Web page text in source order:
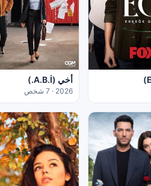
أخي (A.B.İ.)
2026 · 7 شخص